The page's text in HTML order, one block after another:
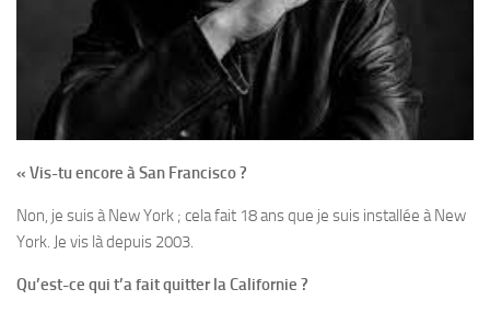
« Vis-tu encore à San Francisco ?
Non, je suis à New York ; cela fait 18 ans que je suis installée à New
York. Je vis là depuis 2003.
Qu’est-ce qui t’a fait quitter la Californie ?